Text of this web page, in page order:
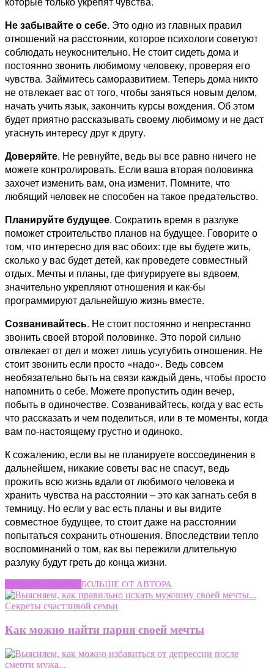
Не забывайте о себе. Это одно из главных правил
отношений на расстоянии, которое психологи советуют
соблюдать неукоснительно. Не стоит сидеть дома и
постоянно звонить любимому человеку, проверяя его
чувства. Займитесь саморазвитием. Теперь дома никто
не отвлекает вас от того, чтобы заняться новым делом,
начать учить язык, закончить курсы вождения. Об этом
будет приятно рассказывать своему любимому и не даст
угаснуть интересу друг к другу.
Доверяйте. Не ревнуйте, ведь вы все равно ничего не
можете контролировать. Если ваша вторая половинка
захочет изменить вам, она изменит. Помните, что
любящий человек не способен на такое предательство.
Планируйте будущее. Сократить время в разлуке
поможет строительство планов на будущее. Говорите о
том, что интересно для вас обоих: где вы будете жить,
сколько у вас будет детей, как проведете совместный
отдых. Мечты и планы, где фигурируете вы вдвоем,
значительно укрепляют отношения и как-бы
программируют дальнейшую жизнь вместе.
Созванивайтесь. Не стоит постоянно и непрестанно
звонить своей второй половинке. Это порой сильно
отвлекает от дел и может лишь усугубить отношения. Не
стоит звонить если просто «надо». Ведь совсем
необязательно быть на связи каждый день, чтобы просто
напомнить о себе. Можете пропустить один вечер,
побыть в одиночестве. Созванивайтесь, когда у вас есть
что рассказать и чем поделиться, или в те моменты, когда
вам по-настоящему грустно и одиноко.
К сожалению, если вы не планируете воссоединения в
дальнейшем, никакие советы вас не спасут, ведь
прожить всю жизнь вдали от любимого человека и
хранить чувства на расстоянии – это как загнать себя в
темницу. Но если у вас есть планы и вы видите
совместное будущее, то стоит даже на расстоянии
попытаться сохранить отношения. Впоследствии тепло
воспоминаний о том, как вы пережили длительную
разлуку будут греть до конца жизни.
БОЛЬШЕ ОТ АВТОРА
Секреты счастливой семьи
Как можно найти парня своей мечты